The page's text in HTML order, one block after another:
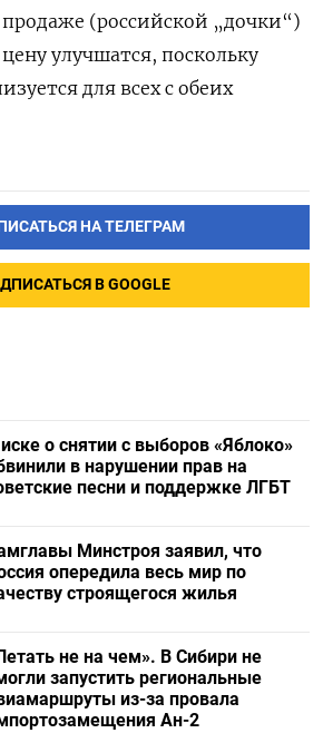
(российской „дочки“)
улучшатся, поскольку
для всех с обеих
НА ТЕЛЕГРАМ
В GOOGLE
о снятии с выборов «Яблоко»
в нарушении прав на
песни и поддержке ЛГБТ
Минстроя заявил, что
опередила весь мир по
строящегося жилья
не на чем». В Сибири не
запустить региональные
из-за провала
Ан-2